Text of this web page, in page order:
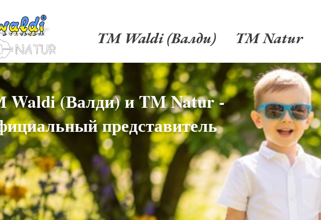
TM Waldi (Валди) TM Natur
(Валди) и TM Natur -
представитель